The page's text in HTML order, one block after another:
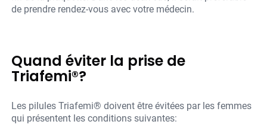
de prendre rendez-vous avec votre médecin.
Quand éviter la prise de
Triafemi®?
Les pilules Triafemi® doivent être évitées par les femmes
qui présentent les conditions suivantes: